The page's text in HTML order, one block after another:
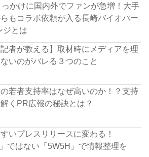
かけに国内外でファンが急増！大手
もコラボ依頼が入る長崎バイオパー
ジとは
記者が教える】取材時にメディアを理
いのがバレる３つのこと
若者支持率はなぜ高いのか！？支持
くPR広報の秘訣とは？
いプレスリリースに変わる！
」ではない「5W5H」で情報整理を